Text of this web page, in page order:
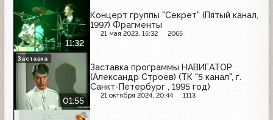
11:32
Концерт группы "Секрет" (Пятый канал,
1997) Фрагменты
21 мая 2023, 15:32 2065
01:55
Заставка программы НАВИГАТОР
(Александр Строев) (ТК "5 канал", г.
Санкт-Петербург , 1995 год)
21 октября 2024, 20:44 1113
Заставка